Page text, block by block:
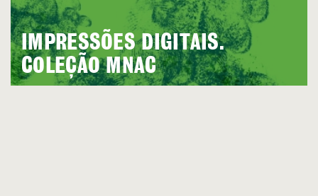
IMPRESSÕES DIGITAIS.
COLEÇÃO MNAC